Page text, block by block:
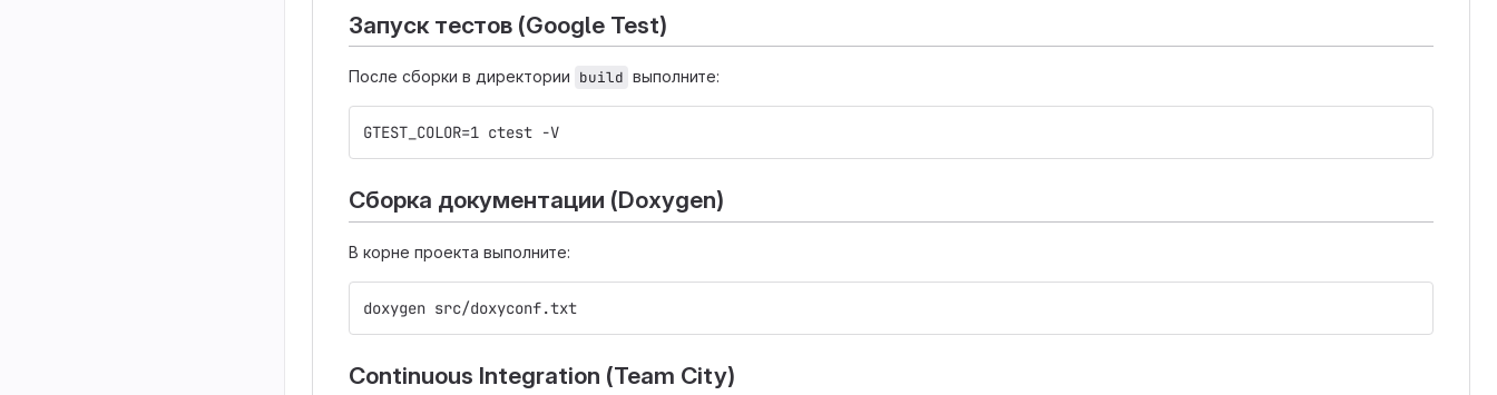
Запуск тестов (Google Test)
После сборки в директории build выполните:
GTEST_COLOR=1 ctest -V
Сборка документации (Doxygen)
В корне проекта выполните:
doxygen src/doxyconf.txt
Continuous Integration (Team City)